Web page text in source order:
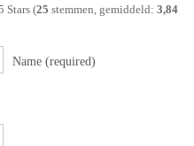
(25 stemmen, gemiddeld: 3,84
Name (required)